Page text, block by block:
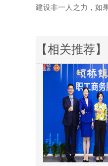
建设非一人之力，如
【相关推荐】